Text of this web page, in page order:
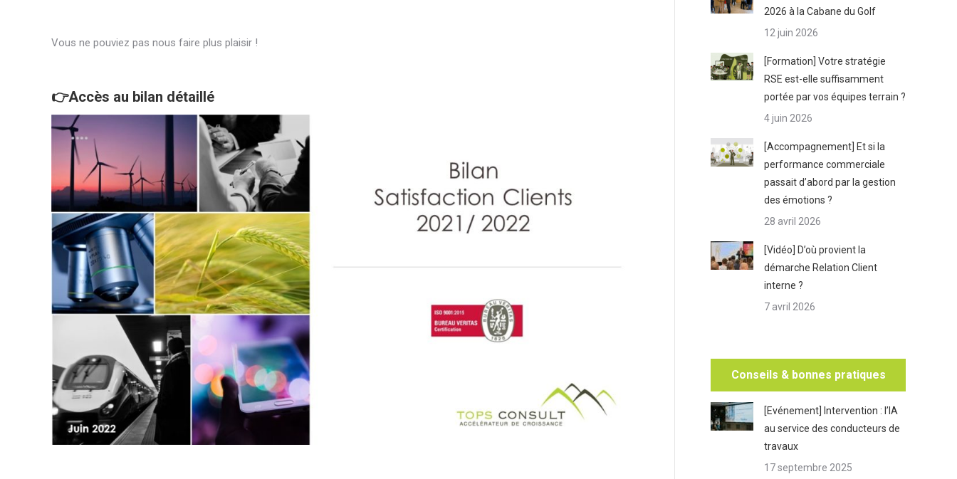
Vous ne pouviez pas nous faire plus plaisir !
👉Accès au bilan détaillé
2026 à la Cabane du Golf
12 juin 2026
[Formation] Votre stratégie
RSE est-elle suffisamment
portée par vos équipes terrain ?
4 juin 2026
[Accompagnement] Et si la
performance commerciale
passait d’abord par la gestion
des émotions ?
28 avril 2026
[Vidéo] D’où provient la
démarche Relation Client
interne ?
7 avril 2026
Conseils & bonnes pratiques
[Evénement] Intervention : l’IA
au service des conducteurs de
travaux
17 septembre 2025